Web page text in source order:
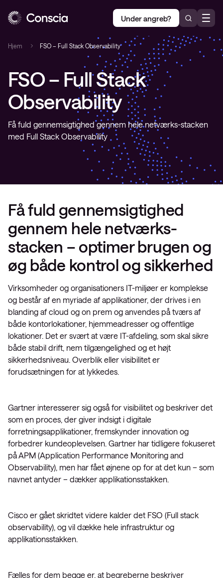
Under angreb?
Hjem FSO – Full Stack Observability
FSO – Full Stack
Observability
Få fuld gennemsigtighed gennem hele netværks-stacken
med Full Stack Observability
Få fuld gennemsigtighed
gennem hele netværks-
stacken – optimer brugen og
øg både kontrol og sikkerhed
Virksomheder og organisationers IT-miljøer er komplekse
og består af en myriade af applikationer, der drives i en
blanding af cloud og on prem og anvendes på tværs af
både kontorlokationer, hjemmeadresser og offentlige
lokationer. Det er svært at være IT-afdeling, som skal sikre
både stabil drift, nem tilgængelighed og et højt
sikkerhedsniveau. Overblik eller visibilitet er
forudsætningen for at lykkedes.
Gartner interesserer sig også for visibilitet og beskriver det
som en proces, der giver indsigt i digitale
forretningsapplikationer, fremskynder innovation og
forbedrer kundeoplevelsen. Gartner har tidligere fokuseret
på APM (Application Performance Monitoring and
Observability), men har fået øjnene op for at det kun – som
navnet antyder – dækker applikationsstakken.
Cisco er gået skridtet videre kalder det FSO (Full stack
observability), og vil dække hele infrastruktur og
applikationsstakken.
Fælles for dem begge er, at begreberne beskriver